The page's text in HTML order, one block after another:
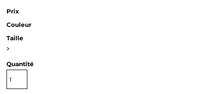
Prix
Couleur
Taille
>
Quantité